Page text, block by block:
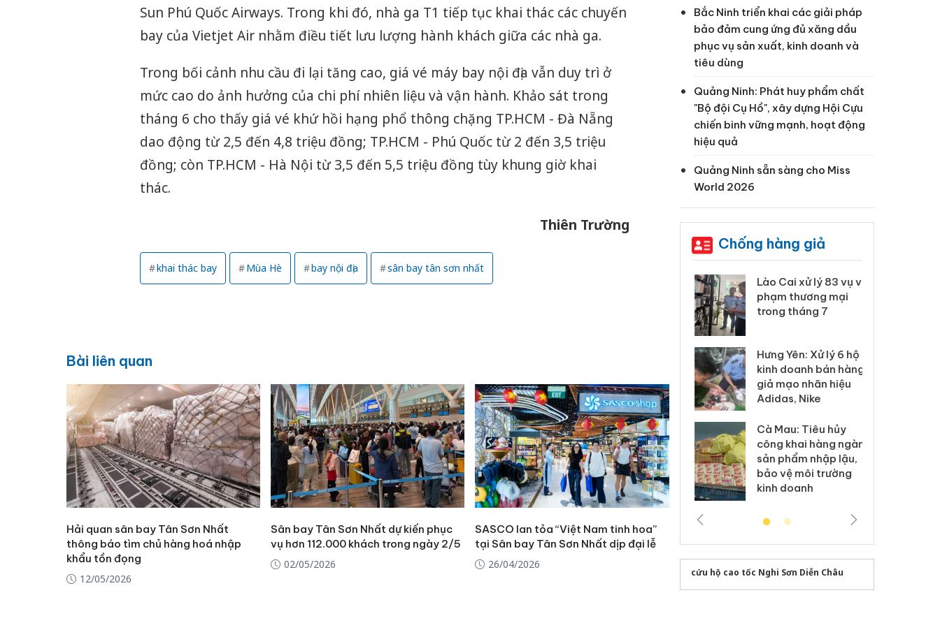
Sun Phú Quốc Airways. Trong khi đó, nhà ga T1 tiếp tục khai thác các chuyến
bay của Vietjet Air nhằm điều tiết lưu lượng hành khách giữa các nhà ga.
Trong bối cảnh nhu cầu đi lại tăng cao, giá vé máy bay nội địa vẫn duy trì ở
mức cao do ảnh hưởng của chi phí nhiên liệu và vận hành. Khảo sát trong
tháng 6 cho thấy giá vé khứ hồi hạng phổ thông chặng TP.HCM - Đà Nẵng
dao động từ 2,5 đến 4,8 triệu đồng; TP.HCM - Phú Quốc từ 2 đến 3,5 triệu
đồng; còn TP.HCM - Hà Nội từ 3,5 đến 5,5 triệu đồng tùy khung giờ khai
thác.
Thiên Trường
khai thác bay Mùa Hè bay nội địa sân bay tân sơn nhất
Bài liên quan
Hải quan sân bay Tân Sơn Nhất
thông báo tìm chủ hàng hoá nhập
khẩu tồn đọng
12/05/2026
Sân bay Tân Sơn Nhất dự kiến phục
vụ hơn 112.000 khách trong ngày 2/5
02/05/2026
SASCO lan tỏa “Việt Nam tinh hoa”
tại Sân bay Tân Sơn Nhất dịp đại lễ
26/04/2026
Bắc Ninh triển khai các giải pháp
bảo đảm cung ứng đủ xăng dầu
phục vụ sản xuất, kinh doanh và
tiêu dùng
Quảng Ninh: Phát huy phẩm chất
"Bộ đội Cụ Hồ", xây dựng Hội Cựu
chiến binh vững mạnh, hoạt động
hiệu quả
Quảng Ninh sẵn sàng cho Miss
World 2026
Chống hàng giả
bán bình sữa
Moyuum giả
An Giang: Đối tượng
chủ mưu đường dây
bán hàng giả tại Phú
Quốc ra đầu thú
Lào Cai xử lý 83 vụ vi
phạm thương mại
trong tháng 7
Hưng Yên: Xử lý 6 hộ
kinh doanh bán hàng
giả mạo nhãn hiệu
Adidas, Nike
Cà Mau: Tiêu hủy
công khai hàng ngàn
sản phẩm nhập lậu,
bảo vệ môi trường
kinh doanh
cứu hộ cao tốc Nghi Sơn Diễn Châu